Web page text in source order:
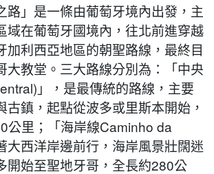
路」是一條由葡萄牙境內出發，主
域在葡萄牙國境內，往北前進穿越
加利西亞地區的朝聖路線，最終目
大教堂。三大路線分別為：「中央
」，是最傳統的路線，主要
古鎮，起點從波多或里斯本開始，
公里；「海岸線Caminho da
大西洋岸邊前行，海岸風景壯闊迷
開始至聖地牙哥，全長約280公